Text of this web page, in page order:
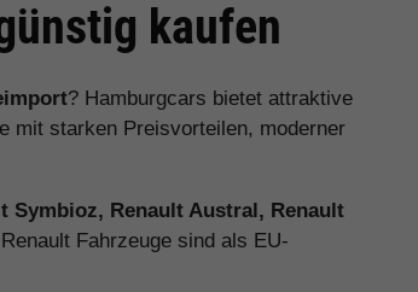
kaufen
? Hamburgcars bietet attraktive
mit starken Preisvorteilen, moderner
Symbioz, Renault Austral, Renault
Fahrzeuge sind als EU-